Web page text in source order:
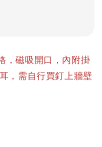
，磁吸開口，內附掛
，需自行買釘上牆壁